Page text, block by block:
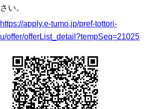
さい。
https://apply.e-tumo.jp/pref-tottori-
u/offer/offerList_detail?tempSeq=21025